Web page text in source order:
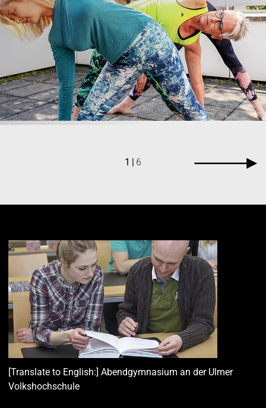
1 6
[Translate to English:] Abendgymnasium an der Ulmer
Volkshochschule